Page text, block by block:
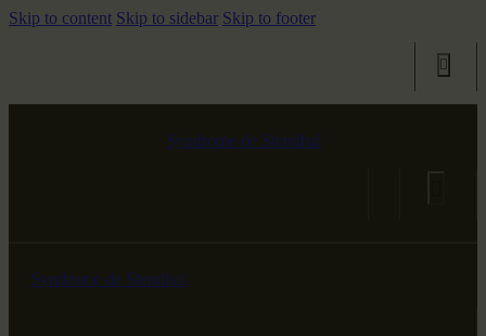
Skip to content Skip to sidebar Skip to footer
Syndrome de Stendhal
Syndrome de Stendhal